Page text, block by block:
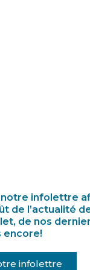
notre infolettre
de l’actualité
de nos
encore!
infolettre